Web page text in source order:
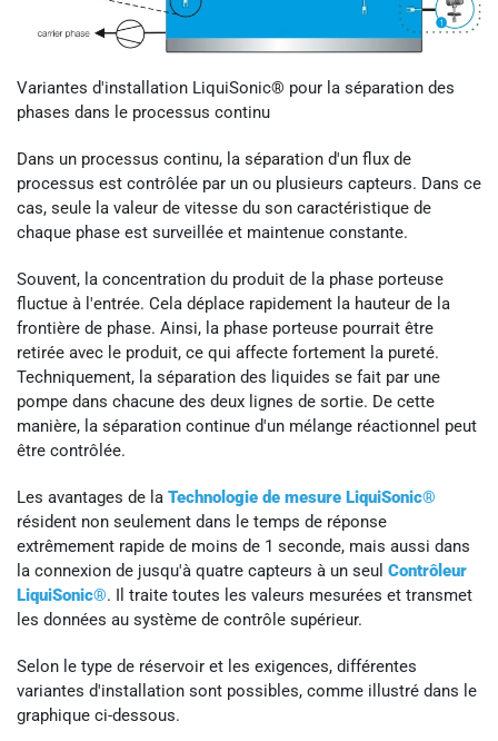
Variantes d'installation LiquiSonic® pour la séparation des
phases dans le processus continu
Dans un processus continu, la séparation d'un flux de
processus est contrôlée par un ou plusieurs capteurs. Dans ce
cas, seule la valeur de vitesse du son caractéristique de
chaque phase est surveillée et maintenue constante.
Souvent, la concentration du produit de la phase porteuse
fluctue à l'entrée. Cela déplace rapidement la hauteur de la
frontière de phase. Ainsi, la phase porteuse pourrait être
retirée avec le produit, ce qui affecte fortement la pureté.
Techniquement, la séparation des liquides se fait par une
pompe dans chacune des deux lignes de sortie. De cette
manière, la séparation continue d'un mélange réactionnel peut
être contrôlée.
Les avantages de la Technologie de mesure LiquiSonic®
résident non seulement dans le temps de réponse
extrêmement rapide de moins de 1 seconde, mais aussi dans
la connexion de jusqu'à quatre capteurs à un seul Contrôleur
LiquiSonic®. Il traite toutes les valeurs mesurées et transmet
les données au système de contrôle supérieur.
Selon le type de réservoir et les exigences, différentes
variantes d'installation sont possibles, comme illustré dans le
graphique ci-dessous.